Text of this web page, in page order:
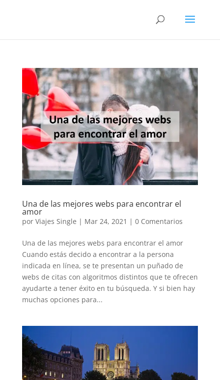
Una de las mejores webs para encontrar el
amor
por Viajes Single | Mar 24, 2021 | 0 Comentarios
Una de las mejores webs para encontrar el amor
Cuando estás decido a encontrar a la persona
indicada en línea, se te presentan un puñado de
webs de citas con algoritmos distintos que te ofrecen
ayudarte a tener éxito en tu búsqueda. Y si bien hay
muchas opciones para...